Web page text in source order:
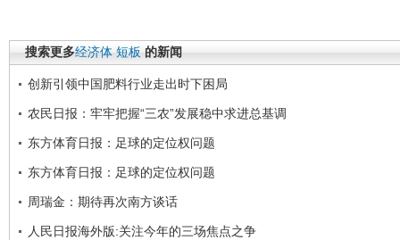
搜索更多经济体 短板 的新闻
创新引领中国肥料行业走出时下困局
农民日报：牢牢把握“三农”发展稳中求进总基调
东方体育日报：足球的定位权问题
东方体育日报：足球的定位权问题
周瑞金：期待再次南方谈话
人民日报海外版:关注今年的三场焦点之争